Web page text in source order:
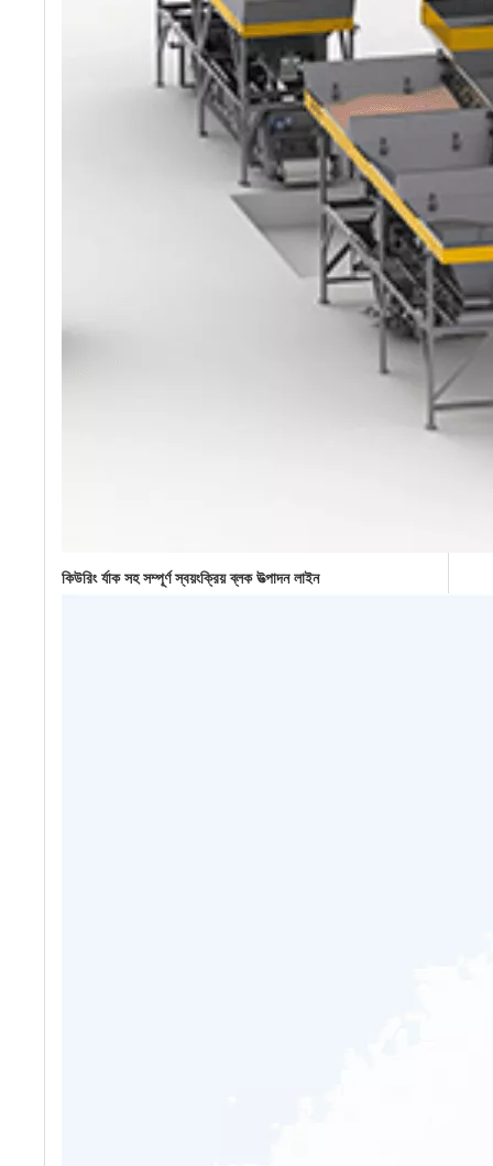
কিউরিং র্যাক সহ সম্পূর্ণ স্বয়ংক্রিয় ব্লক উত্পাদন লাইন